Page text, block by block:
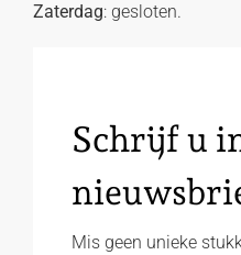
Zaterdag: gesloten.
Schrijf u
Mis geen unieke